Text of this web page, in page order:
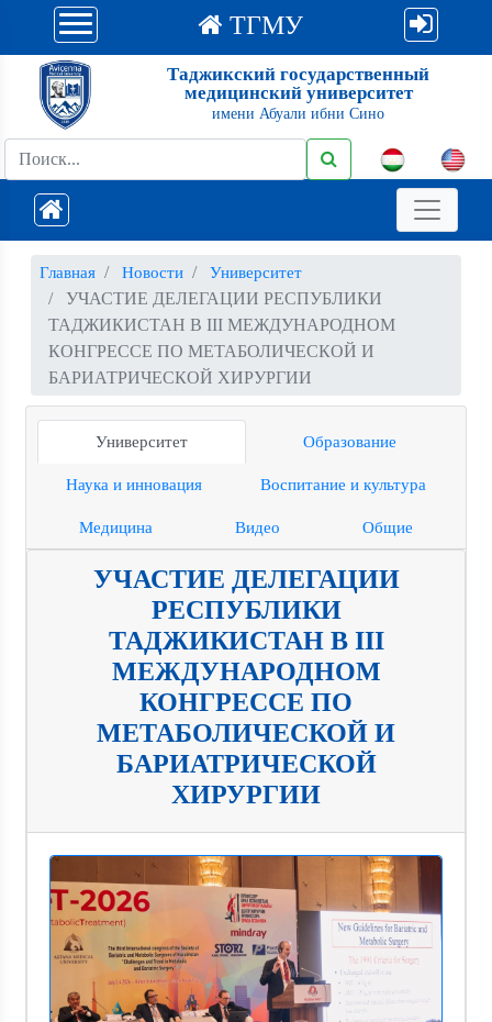
ТГМУ
Таджикский государственный
медицинский университет
имени Абуали ибни Сино
Главная Новости Университет
УЧАСТИЕ ДЕЛЕГАЦИИ РЕСПУБЛИКИ
ТАДЖИКИСТАН В III МЕЖДУНАРОДНОМ
КОНГРЕССЕ ПО МЕТАБОЛИЧЕСКОЙ И
БАРИАТРИЧЕСКОЙ ХИРУРГИИ
Университет Образование
Наука и инновация Воспитание и культура
Медицина Видео Общие
УЧАСТИЕ ДЕЛЕГАЦИИ
РЕСПУБЛИКИ
ТАДЖИКИСТАН В III
МЕЖДУНАРОДНОМ
КОНГРЕССЕ ПО
МЕТАБОЛИЧЕСКОЙ И
БАРИАТРИЧЕСКОЙ
ХИРУРГИИ